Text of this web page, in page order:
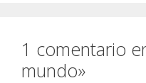
1 comentario
mundo»